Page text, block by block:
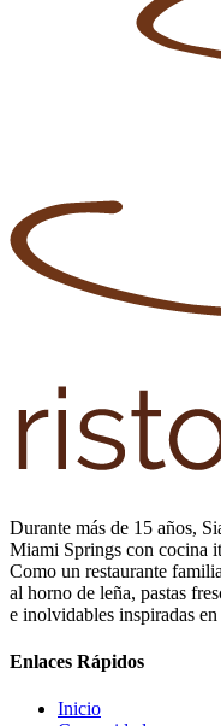
Durante más de 15 años,
Miami Springs con cocina
Como un restaurante
al horno de leña, pastas
e inolvidables inspiradas
Enlaces Rápidos
Inicio